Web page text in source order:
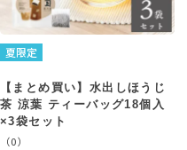
夏限定
【まとめ買い】水出しほうじ
茶 涼葉 ティーバッグ18個入
×3袋セット
（0）